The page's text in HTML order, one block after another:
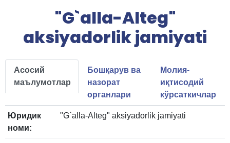
"G`alla-Alteg"
aksiyadorlik jamiyati
Асосий
маълумотлар
Бошқарув ва
назорат
органлари
Молия-
иқтисодий
кўрсаткичлар
Юридик
номи:
"G`alla-Alteg" aksiyadorlik jamiyati